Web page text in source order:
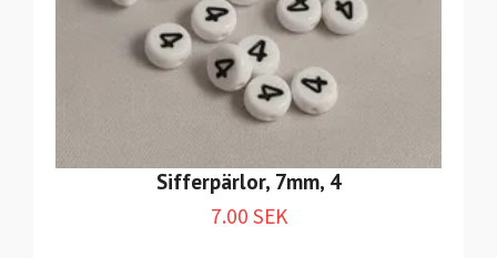
Sifferpärlor, 7mm, 4
7.00 SEK